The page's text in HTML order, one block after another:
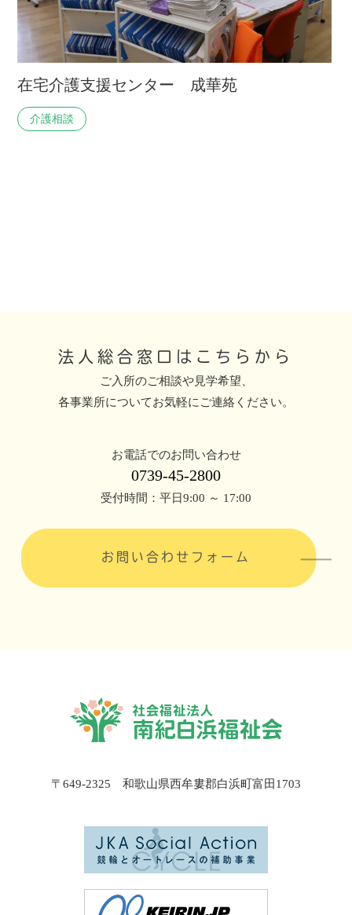
在宅介護支援センター 成華苑
介護相談
法人総合窓口はこちらから
ご入所のご相談や見学希望、
各事業所についてお気軽にご連絡ください。
お電話でのお問い合わせ
0739-45-2800
受付時間：平日9:00 ～ 17:00
お問い合わせフォーム
〒649-2325 和歌山県西牟婁郡白浜町富田1703